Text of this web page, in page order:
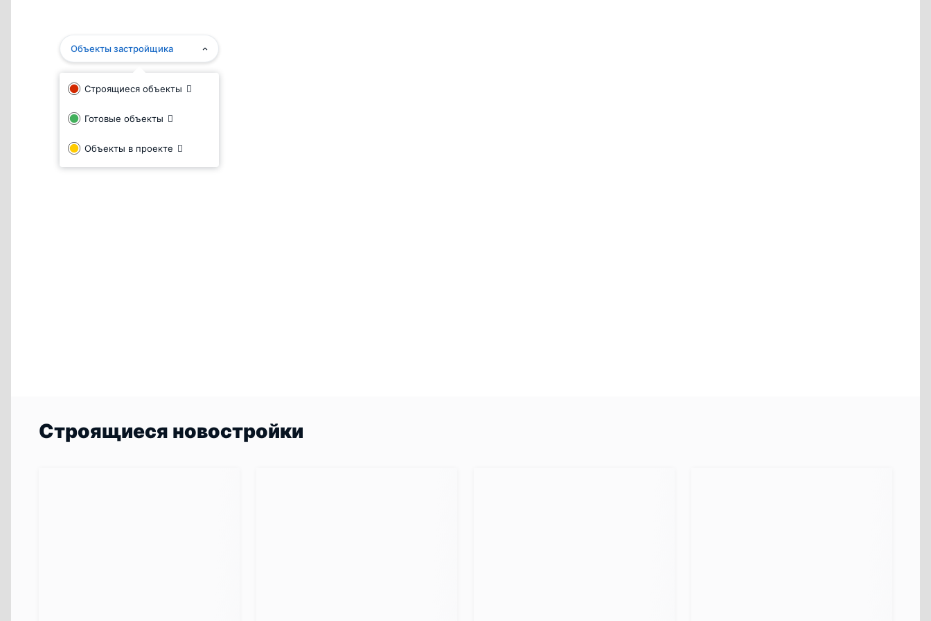
Награды и социальная ответственность
Ежегодно компания "СИТИ21" собирает награды в престижных премиях RREF Awards, Urban Awards, WOW
его вклад в использование новых подходов в жилищном строительстве, а также дают положительную оценку
Объекты застройщика
Строящиеся объекты
Готовые объекты
Объекты в проекте
Строящиеся новостройки